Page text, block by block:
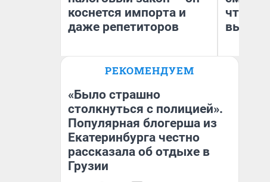
коснется импорта и
даже репетиторов
Анастасия Завгородняя
чтобы
РЕКОМЕНДУЕМ
«Было страшно
столкнуться с полицией».
Популярная блогерша из
Екатеринбурга честно
рассказала об отдыхе в
Грузии